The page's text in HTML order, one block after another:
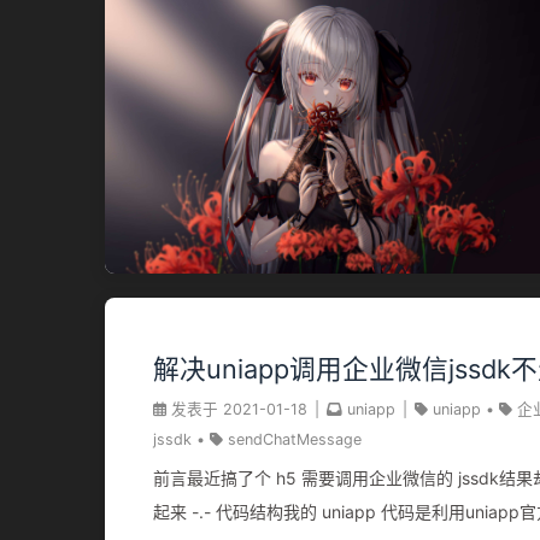
解决uniapp调用企业微信jssdk
发表于 2021-01-18 uniapp uniapp • 企
jssdk • sendChatMessage
前言最近搞了个 h5 需要调用企业微信的 jssdk结果
起来 -.- 代码结构我的 uniapp 代码是利用uniapp官方的colorui模版